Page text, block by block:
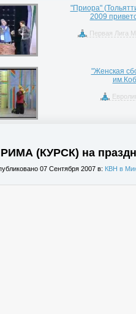
"Приора"
2009
Первая Лига
"Женская
(КУРСК) на
07 Сентября 2007 в: КВН в